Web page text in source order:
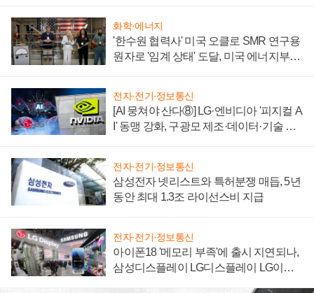
화학·에너지
'한수원 협력사' 미국 오클로 SMR 연구용
원자로 '임계 상태' 도달, 미국 에너지부
전자·전기·정보통신
[AI 뭉쳐야 산다⑧] LG·엔비디아 '피지컬 A
I' 동맹 강화, 구광모 제조·데이터·기술 결
전자·전기·정보통신
삼성전자 넷리스트와 특허분쟁 매듭, 5년
동안 최대 1.3조 라이선스비 지급
전자·전기·정보통신
아이폰18 '메모리 부족'에 출시 지연되나,
삼성디스플레이 LG디스플레이 LG이노